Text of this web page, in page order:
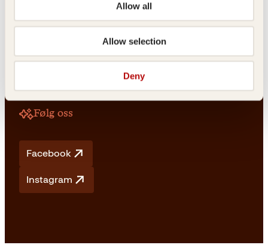
Allow all
Allow selection
Deny
Vilkår og betingelser
Angrerett og retur
Retningslinjer for bruk av KI
Følg oss
Facebook
Instagram